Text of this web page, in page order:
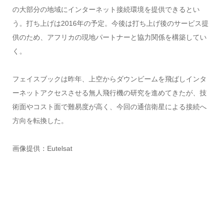
の大部分の地域にインターネット接続環境を提供できるとい
う。打ち上げは2016年の予定。今後は打ち上げ後のサービス提
供のため、アフリカの現地パートナーと協力関係を構築してい
く。
フェイスブックは昨年、上空からダウンビームを飛ばしインタ
ーネットアクセスさせる無人飛行機の研究を進めてきたが、技
術面やコスト面で難易度が高く、今回の通信衛星による接続へ
方向を転換した。
画像提供：Eutelsat